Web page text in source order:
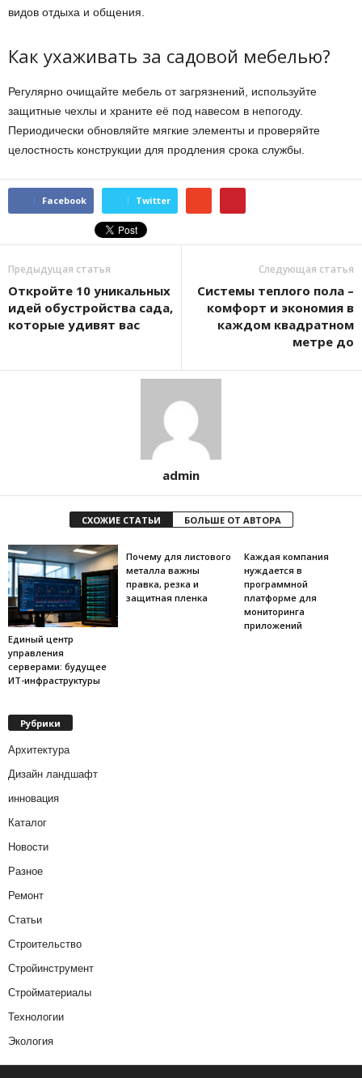
видов отдыха и общения.
Как ухаживать за садовой мебелью?
Регулярно очищайте мебель от загрязнений, используйте
защитные чехлы и храните её под навесом в непогоду.
Периодически обновляйте мягкие элементы и проверяйте
целостность конструкции для продления срока службы.
Facebook Twitter
Предыдущая статья
Откройте 10 уникальных
идей обустройства сада,
которые удивят вас
Следующая статья
Системы теплого пола –
комфорт и экономия в
каждом квадратном
метре до
admin
СХОЖИЕ СТАТЬИ БОЛЬШЕ ОТ АВТОРА
Единый центр
управления
серверами: будущее
ИТ-инфраструктуры
Почему для листового
металла важны
правка, резка и
защитная пленка
Каждая компания
нуждается в
программной
платформе для
мониторинга
приложений
Рубрики
Архитектура
Дизайн ландшафт
инновация
Каталог
Новости
Разное
Ремонт
Статьи
Строительство
Стройинструмент
Стройматериалы
Технологии
Экология